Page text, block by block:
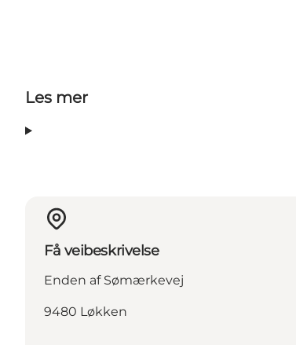
Les mer
Få veibeskrivelse
Enden af Sømærkevej
9480 Løkken